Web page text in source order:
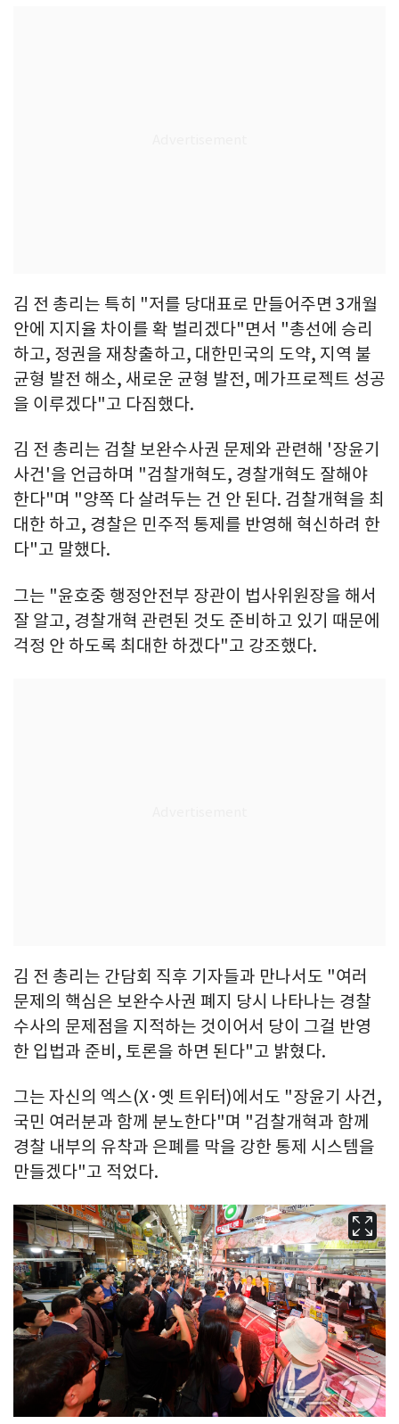
김 전 총리는 특히 "저를 당대표로 만들어주면 3개월
안에 지지율 차이를 확 벌리겠다"면서 "총선에 승리
하고, 정권을 재창출하고, 대한민국의 도약, 지역 불
균형 발전 해소, 새로운 균형 발전, 메가프로젝트 성공
을 이루겠다"고 다짐했다.
김 전 총리는 검찰 보완수사권 문제와 관련해 '장윤기
사건'을 언급하며 "검찰개혁도, 경찰개혁도 잘해야
한다"며 "양쪽 다 살려두는 건 안 된다. 검찰개혁을 최
대한 하고, 경찰은 민주적 통제를 반영해 혁신하려 한
다"고 말했다.
그는 "윤호중 행정안전부 장관이 법사위원장을 해서
잘 알고, 경찰개혁 관련된 것도 준비하고 있기 때문에
걱정 안 하도록 최대한 하겠다"고 강조했다.
김 전 총리는 간담회 직후 기자들과 만나서도 "여러
문제의 핵심은 보완수사권 폐지 당시 나타나는 경찰
수사의 문제점을 지적하는 것이어서 당이 그걸 반영
한 입법과 준비, 토론을 하면 된다"고 밝혔다.
그는 자신의 엑스(X·옛 트위터)에서도 "장윤기 사건,
국민 여러분과 함께 분노한다"며 "검찰개혁과 함께
경찰 내부의 유착과 은폐를 막을 강한 통제 시스템을
만들겠다"고 적었다.